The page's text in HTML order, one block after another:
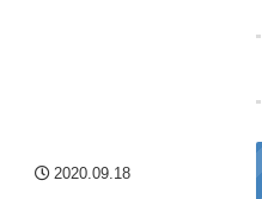
2020.09.18